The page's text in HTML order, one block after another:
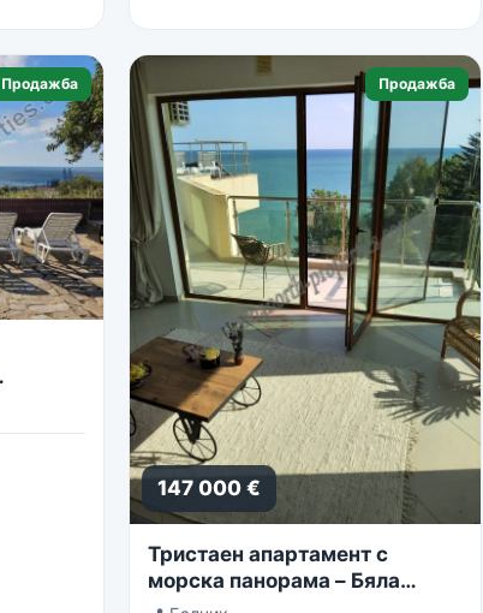
Продажба Продажба
147 000 €
Тристаен апартамент с
морска панорама – Бяла
Лагуна, комплекс Golf Coast